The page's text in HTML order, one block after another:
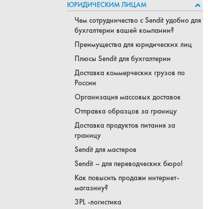
ЮРИДИЧЕСКИМ ЛИЦАМ
Чем сотрудничество с Sendit удобно для
бухгалтерии вашей компании?
Преимущества для юридических лиц
Плюсы Sendit для бухгалтерии
Доставка коммерческих грузов по
России
Организация массовых доставок
Отправка образцов за границу
Доставка продуктов питания за
границу
Sendit для мастеров
Sendit – для переводческих бюро!
Как повысить продажи интернет-
магазину?
3PL -логистика